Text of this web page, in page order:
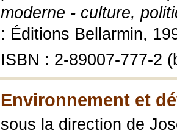
moderne - culture,
: Éditions Bellarmin,
ISBN : 2-89007-777-2
Environnement et
sous la direction de